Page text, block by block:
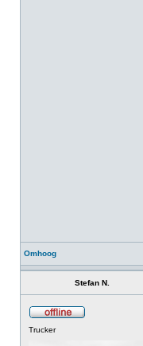
Omhoog
Stefan N.
Trucker